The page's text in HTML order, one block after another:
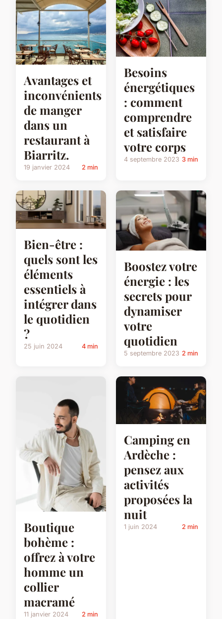
Avantages et
inconvénients
de manger
dans un
restaurant à
Biarritz.
19 janvier 2024 2 min
Besoins
énergétiques
: comment
comprendre
et satisfaire
votre corps
4 septembre 2023 3 min
Bien-être :
quels sont les
éléments
essentiels à
intégrer dans
le quotidien
?
25 juin 2024 4 min
Boostez votre
énergie : les
secrets pour
dynamiser
votre
quotidien
5 septembre 2023 2 min
Boutique
bohème :
offrez à votre
homme un
collier
macramé
11 janvier 2024 2 min
Camping en
Ardèche :
pensez aux
activités
proposées la
nuit
1 juin 2024 2 min